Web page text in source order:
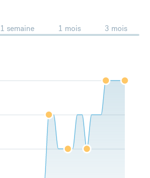
1 semaine 1 mois 3 mois